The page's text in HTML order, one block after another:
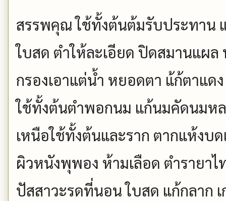
สรรพคุณ ใช้ทั้งต้นต้มรับประทาน
ใบสด ตำให้ละเอียด ปิดสมานแผ
กรองเอาแต่น้ำ หยอดตา แ้ก้ตาแ
ใช้ทั้งต้นตำพอกนม แก้นมคัดนมห
เหนือใช้ทั้งต้นและราก ตากแห้งบ
ผิวหนังพุพอง ห้ามเลือด ตำรายา
ปัสสาวะรดที่นอน ใบสด แก้กลาก